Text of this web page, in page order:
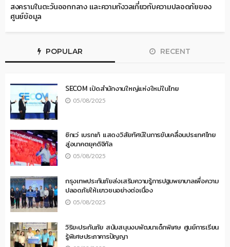
สงครามในตะวันออกกลาง และความกังวลเกี่ยวกับความปลอดภัยของ
ศูนย์ข้อมูล
POPULAR RECENT
SECOM เปิดสำนักงานใหญ่แห่งใหม่ในไทย
05/08/2025
ซิกเว่ เบรกเก้ แสดงวิสัยทัศน์ในการขับเคลื่อนประเทศไทย
สู่อนาคตยุคดิจิทัล
05/08/2025
กรุงเทพประกันภัยส่งเสริมความรู้การปฐมพยาบาลเพื่อความ
ปลอดภัยให้เยาวชนอย่างต่อเนื่อง
05/08/2025
วิริยะประกันภัย สนับสนุนงบพัฒนาเด็กพิเศษ ศูนย์การเรียน
รู้พิเศษประภาคารปัญญา